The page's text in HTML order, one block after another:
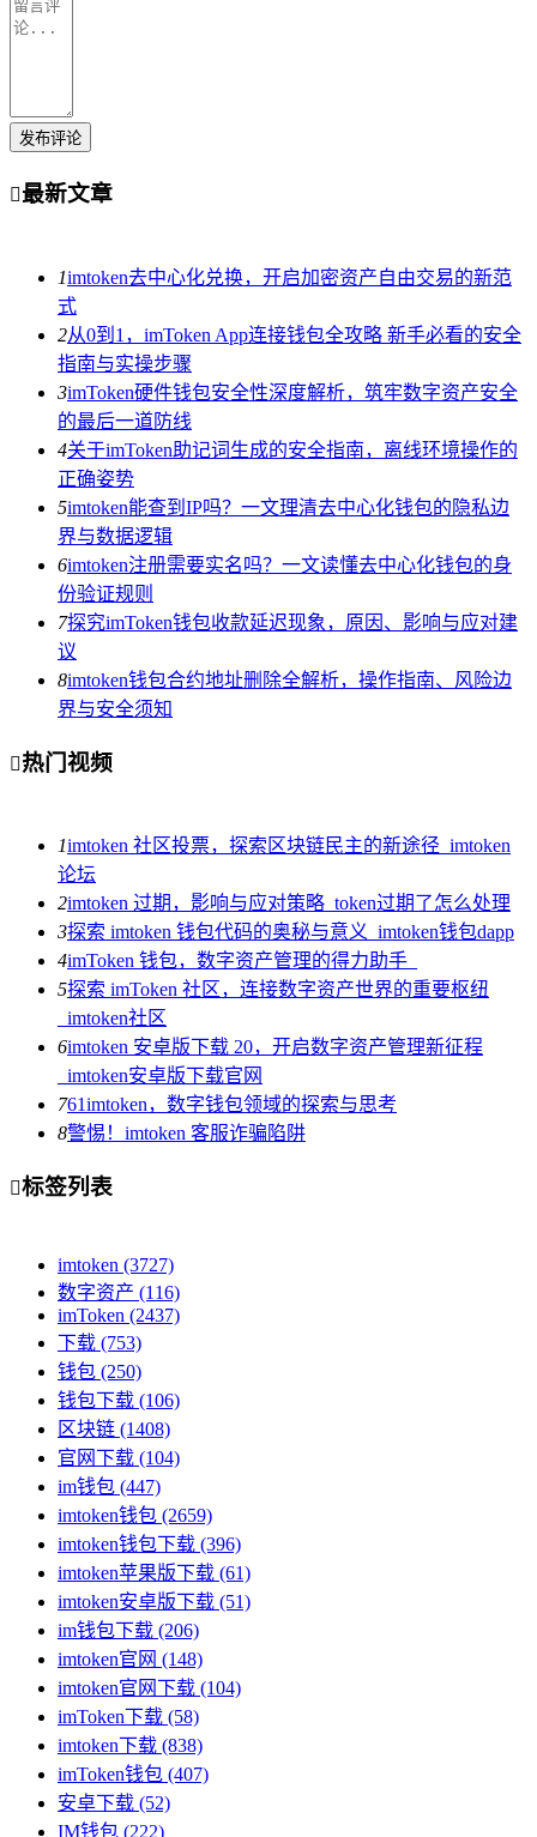
发布评论
最新文章
1imtoken去中心化兑换，开启加密资产自由交易的新范
式
2从0到1，imToken App连接钱包全攻略 新手必看的安全
指南与实操步骤
3imToken硬件钱包安全性深度解析，筑牢数字资产安全
的最后一道防线
4关于imToken助记词生成的安全指南，离线环境操作的
正确姿势
5imtoken能查到IP吗？一文理清去中心化钱包的隐私边
界与数据逻辑
6imtoken注册需要实名吗？一文读懂去中心化钱包的身
份验证规则
7探究imToken钱包收款延迟现象，原因、影响与应对建
议
8imtoken钱包合约地址删除全解析，操作指南、风险边
界与安全须知
热门视频
1imtoken 社区投票，探索区块链民主的新途径_imtoken
论坛
2imtoken 过期，影响与应对策略_token过期了怎么处理
3探索 imtoken 钱包代码的奥秘与意义_imtoken钱包dapp
4imToken 钱包，数字资产管理的得力助手_
5探索 imToken 社区，连接数字资产世界的重要枢纽
_imtoken社区
6imtoken 安卓版下载 20，开启数字资产管理新征程
_imtoken安卓版下载官网
761imtoken，数字钱包领域的探索与思考
8警惕！imtoken 客服诈骗陷阱
标签列表
imtoken (3727)
数字资产 (116)
imToken (2437)
下载 (753)
钱包 (250)
钱包下载 (106)
区块链 (1408)
官网下载 (104)
im钱包 (447)
imtoken钱包 (2659)
imtoken钱包下载 (396)
imtoken苹果版下载 (61)
imtoken安卓版下载 (51)
im钱包下载 (206)
imtoken官网 (148)
imtoken官网下载 (104)
imToken下载 (58)
imtoken下载 (838)
imToken钱包 (407)
安卓下载 (52)
IM钱包 (222)